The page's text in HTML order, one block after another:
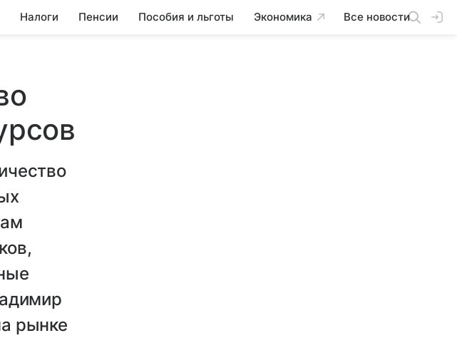
Налоги Пенсии Пособия и льготы Экономика Все новости
рынке